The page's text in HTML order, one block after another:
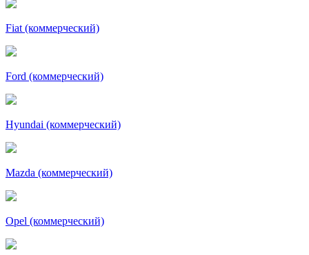
Fiat (коммерческий)
Ford (коммерческий)
Hyundai (коммерческий)
Mazda (коммерческий)
Opel (коммерческий)